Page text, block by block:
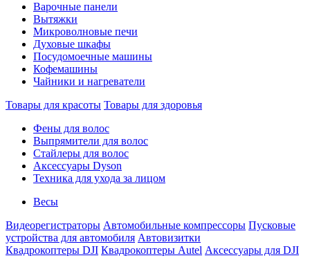
Варочные панели
Вытяжки
Микроволновые печи
Духовые шкафы
Посудомоечные машины
Кофемашины
Чайники и нагреватели
Товары для красоты Товары для здоровья
Фены для волос
Выпрямители для волос
Стайлеры для волос
Аксессуары Dyson
Техника для ухода за лицом
Весы
Видеорегистраторы Автомобильные компрессоры Пусковые
устройства для автомобиля Автовизитки
Квадрокоптеры DJI Квадрокоптеры Autel Аксессуары для DJI